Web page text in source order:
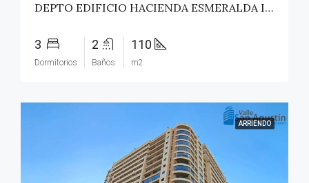
DEPTO EDIFICIO HACIENDA ESMERALDA II – TALCA
3
Dormitorios
2
Baños
110
m2
ARRIENDO